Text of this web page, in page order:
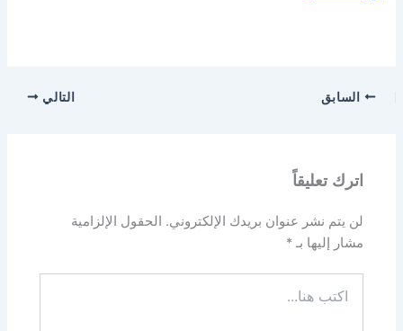
السابق التالي
اترك تعليقاً
لن يتم نشر عنوان بريدك الإلكتروني. الحقول الإلزامية
مشار إليها بـ*
هنا...